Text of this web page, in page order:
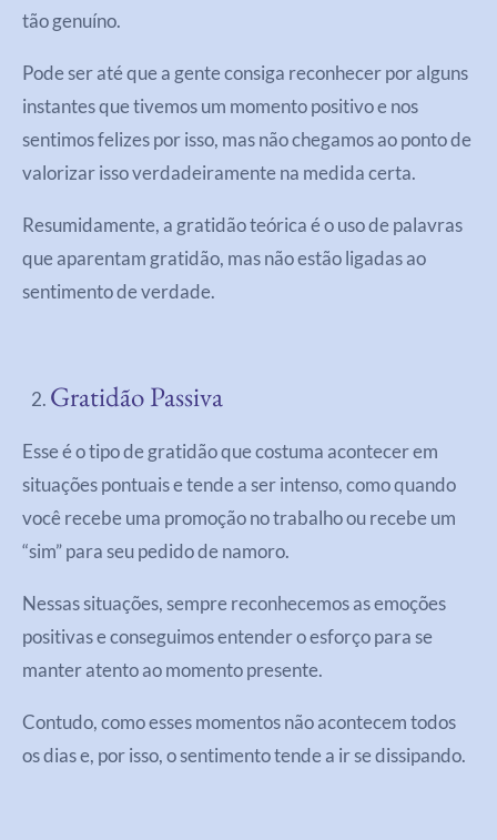
tão genuíno.
Pode ser até que a gente consiga reconhecer por alguns
instantes que tivemos um momento positivo e nos
sentimos felizes por isso, mas não chegamos ao ponto de
valorizar isso verdadeiramente na medida certa.
Resumidamente, a gratidão teórica é o uso de palavras
que aparentam gratidão, mas não estão ligadas ao
sentimento de verdade.
Gratidão Passiva
Esse é o tipo de gratidão que costuma acontecer em
situações pontuais e tende a ser intenso, como quando
você recebe uma promoção no trabalho ou recebe um
“sim” para seu pedido de namoro.
Nessas situações, sempre reconhecemos as emoções
positivas e conseguimos entender o esforço para se
manter atento ao momento presente.
Contudo, como esses momentos não acontecem todos
os dias e, por isso, o sentimento tende a ir se dissipando.